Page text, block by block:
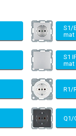
S1/
mat
S1
mat
R1/
Q1/